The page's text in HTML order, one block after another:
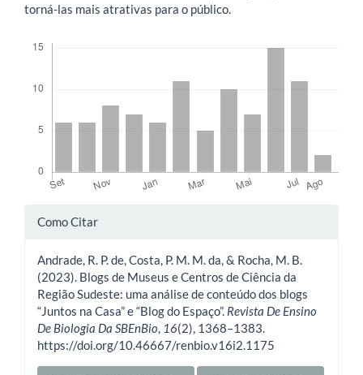
torná-las mais atrativas para o público.
Detalhes
artigo
Como Citar
Andrade, R. P. de, Costa, P. M. M. da, & Rocha, M. B.
(2023). Blogs de Museus e Centros de Ciência da
Região Sudeste: uma análise de conteúdo dos blogs
“Juntos na Casa” e “Blog do Espaço”. Revista De Ensino
De Biologia Da SBEnBio, 16(2), 1368–1383.
https://doi.org/10.46667/renbio.v16i2.1175